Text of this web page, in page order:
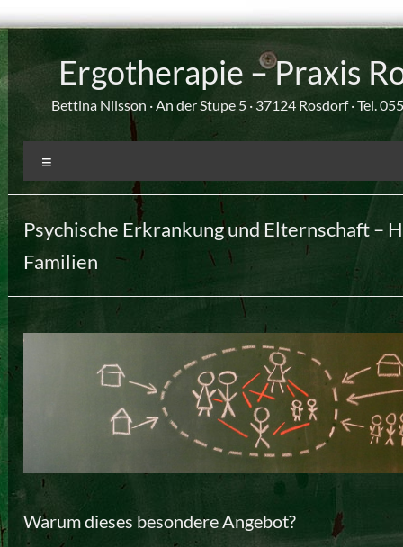
springen Ergotherapie – Praxis
Bettina Nilsson · An der Stupe 5 · 37124 Rosdorf · Tel.
Psychische Erkrankung und Elternschaft –
Familien
Warum dieses besondere Angebot?